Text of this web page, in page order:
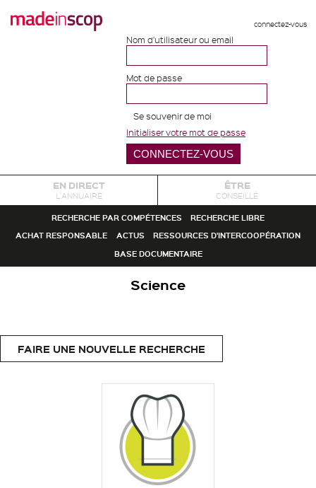
connectez-vous
Nom d'utilisateur ou email
Mot de passe
Se souvenir de moi
Initialiser votre mot de passe
EN DIRECT
L'ANNUAIRE
ÊTRE
CONSEILLÉ
RECHERCHE PAR COMPÉTENCES
RECHERCHE LIBRE
ACHAT RESPONSABLE
ACTUS
RESSOURCES D'INTERCOOPÉRATION
BASE DOCUMENTAIRE
Science
FAIRE UNE NOUVELLE RECHERCHE